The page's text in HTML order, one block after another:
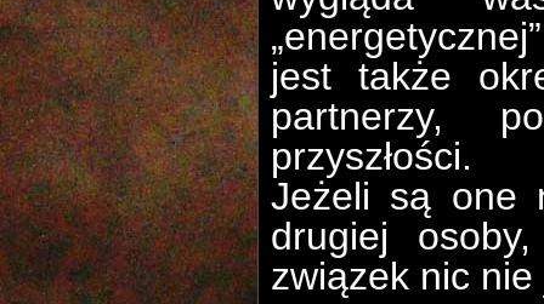
jest także
partnerzy,
przyszłości.
Jeżeli są one
drugiej
związek nic